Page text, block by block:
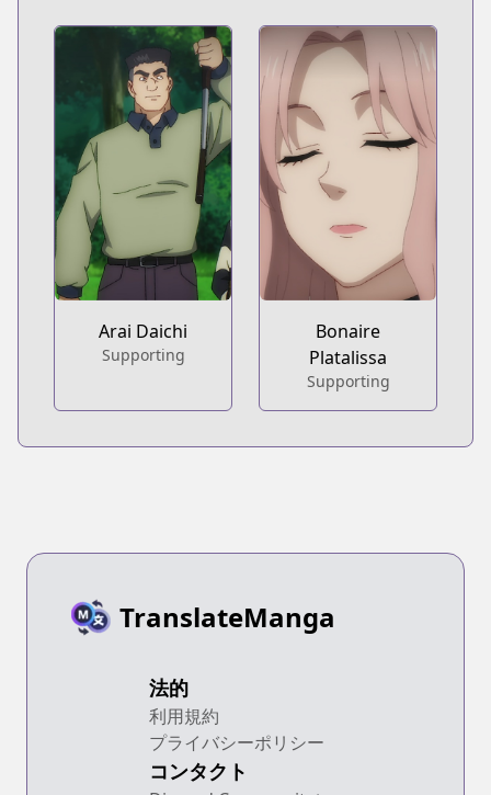
Arai Daichi
Supporting
Bonaire
Platalissa
Supporting
TranslateManga
法的
利用規約
プライバシーポリシー
コンタクト